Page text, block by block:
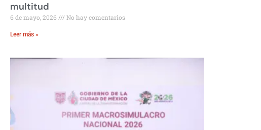
multitud
6 de mayo, 2026 No hay comentarios
Leer más »